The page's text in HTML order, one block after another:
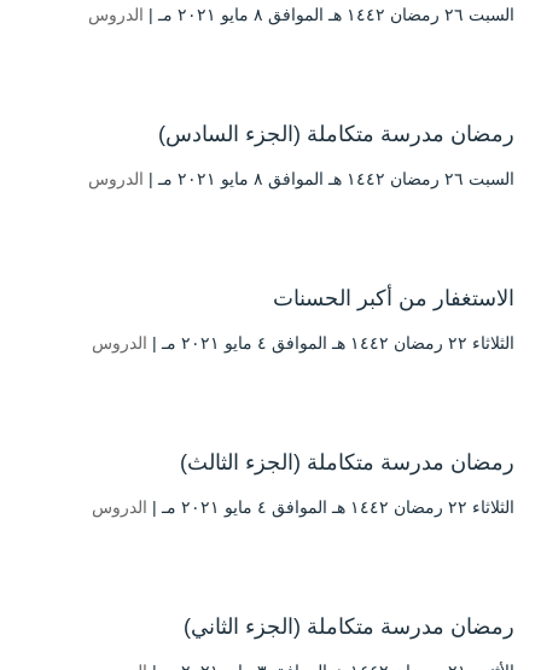
السبت ۲٦ رمضان ۱٤٤۲ هـ الموافق ۸ مايو ۲۰۲۱ مـ | الدروس
رمضان مدرسة متكاملة (الجزء السادس)
السبت ۲٦ رمضان ۱٤٤۲ هـ الموافق ۸ مايو ۲۰۲۱ مـ | الدروس
الاستغفار من أكبر الحسنات
الثلاثاء ۲۲ رمضان ۱٤٤۲ هـ الموافق ٤ مايو ۲۰۲۱ مـ | الدروس
رمضان مدرسة متكاملة (الجزء الثالث)
الثلاثاء ۲۲ رمضان ۱٤٤۲ هـ الموافق ٤ مايو ۲۰۲۱ مـ | الدروس
رمضان مدرسة متكاملة (الجزء الثاني)